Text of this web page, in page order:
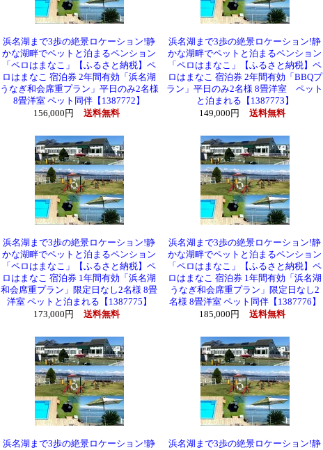
浜名湖まで3歩の絶景ロケーション!静
かな湖畔でペットと泊まるペンション
「ペロはまなこ」【ふるさと納税】ペ
ロはまなこ 宿泊券 2年間有効「浜名湖
うなぎ和会席重プラン」平日のみ2名様
8畳洋室 ペット同伴【1387772】
156,000円
送料無料
浜名湖まで3歩の絶景ロケーション!静
かな湖畔でペットと泊まるペンション
「ペロはまなこ」【ふるさと納税】ペ
ロはまなこ 宿泊券 2年間有効「BBQプ
ラン」平日のみ2名様 8畳洋室 ペット
と泊まれる【1387773】
149,000円
送料無料
浜名湖まで3歩の絶景ロケーション!静
かな湖畔でペットと泊まるペンション
「ペロはまなこ」【ふるさと納税】ペ
ロはまなこ 宿泊券 1年間有効「浜名湖
和会席重プラン」限定日なし2名様 8畳
洋室 ペットと泊まれる【1387775】
173,000円
送料無料
浜名湖まで3歩の絶景ロケーション!静
かな湖畔でペットと泊まるペンション
「ペロはまなこ」【ふるさと納税】ペ
ロはまなこ 宿泊券 1年間有効「浜名湖
うなぎ和会席重プラン」限定日なし2
名様 8畳洋室 ペット同伴【1387776】
185,000円
送料無料
浜名湖まで3歩の絶景ロケーション!静
浜名湖まで3歩の絶景ロケーション!静